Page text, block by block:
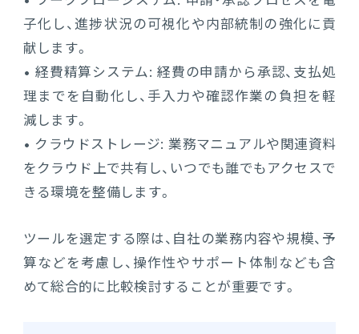
子化し、進捗状況の可視化や内部統制の強化に貢
献します。
• 経費精算システム: 経費の申請から承認、支払処
理までを自動化し、手入力や確認作業の負担を軽
減します。
• クラウドストレージ: 業務マニュアルや関連資料
をクラウド上で共有し、いつでも誰でもアクセスで
きる環境を整備します。
ツールを選定する際は、自社の業務内容や規模、予
算などを考慮し、操作性やサポート体制なども含
めて総合的に比較検討することが重要です。